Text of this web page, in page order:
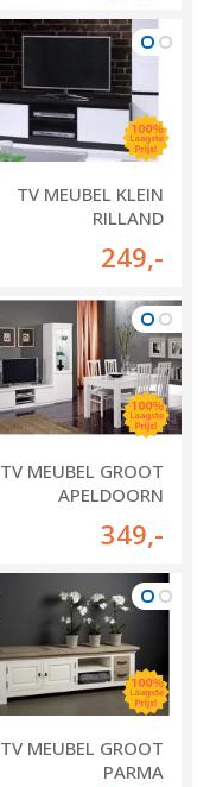
TV MEUBEL KLEIN
RILLAND
249,-
TV MEUBEL GROOT
APELDOORN
349,-
TV MEUBEL GROOT
PARMA